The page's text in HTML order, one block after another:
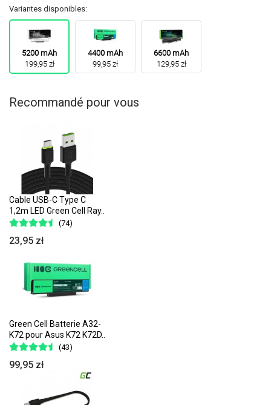
Variantes disponibles:
5200 mAh
199,95 zł
4400 mAh
99,95 zł
6600 mAh
129,95 zł
Recommandé pour vous
Cable USB-C Type C
1,2m LED Green Cell Ray..
(74)
23,95 zł
Green Cell Batterie A32-
K72 pour Asus K72 K72D..
(43)
99,95 zł